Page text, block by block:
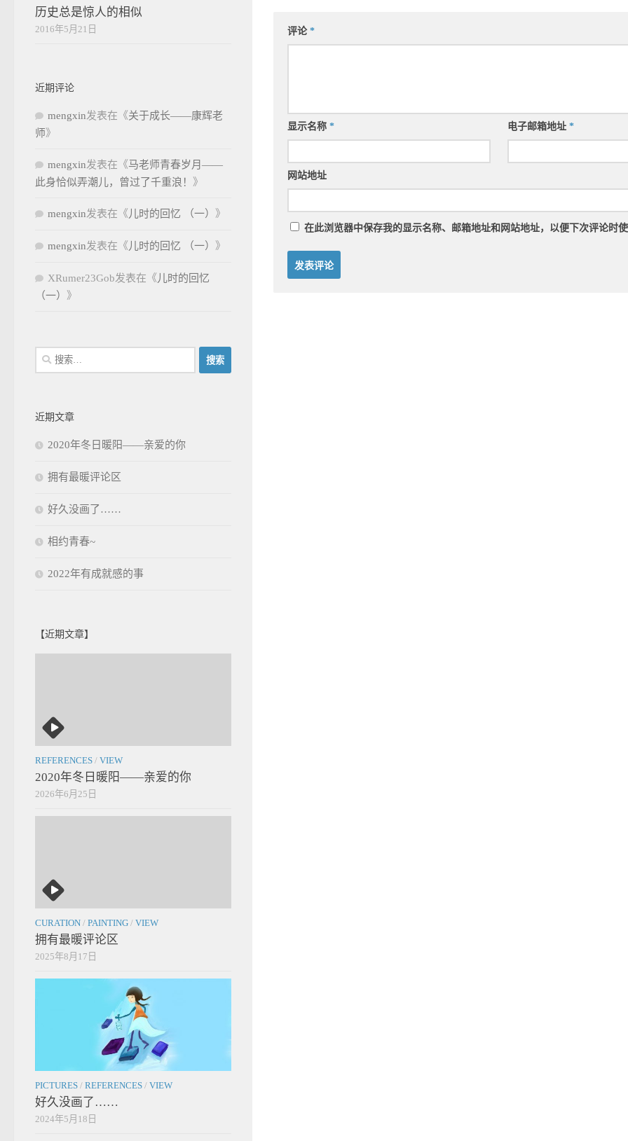
评论 *
显示名称 * 电子邮箱地址*
网站地址
在此浏览器中保存我的显示名称、邮箱地址和网站地址，以便下次评论时
历史总是惊人的相似
2016年5月21日
近期评论
mengxin发表在《关于成长——康辉老
师》
mengxin发表在《马老师青春岁月——
此身恰似弄潮儿，曾过了千重浪！ 》
mengxin发表在《 儿时的回忆 （一） 》
mengxin发表在《 儿时的回忆 （一） 》
XRumer23Gob发表在《 儿时的回忆
（一） 》
搜
索：
近期文章
2020年冬日暖阳——亲爱的你
拥有最暖评论区
好久没画了……
相约青春~
2022年有成就感的事
【近期文章】
REFERENCES / VIEW
2020年冬日暖阳——亲爱的你
2026年6月25日
CURATION / PAINTING / VIEW
拥有最暖评论区
2025年8月17日
PICTURES / REFERENCES / VIEW
好久没画了……
2024年5月18日